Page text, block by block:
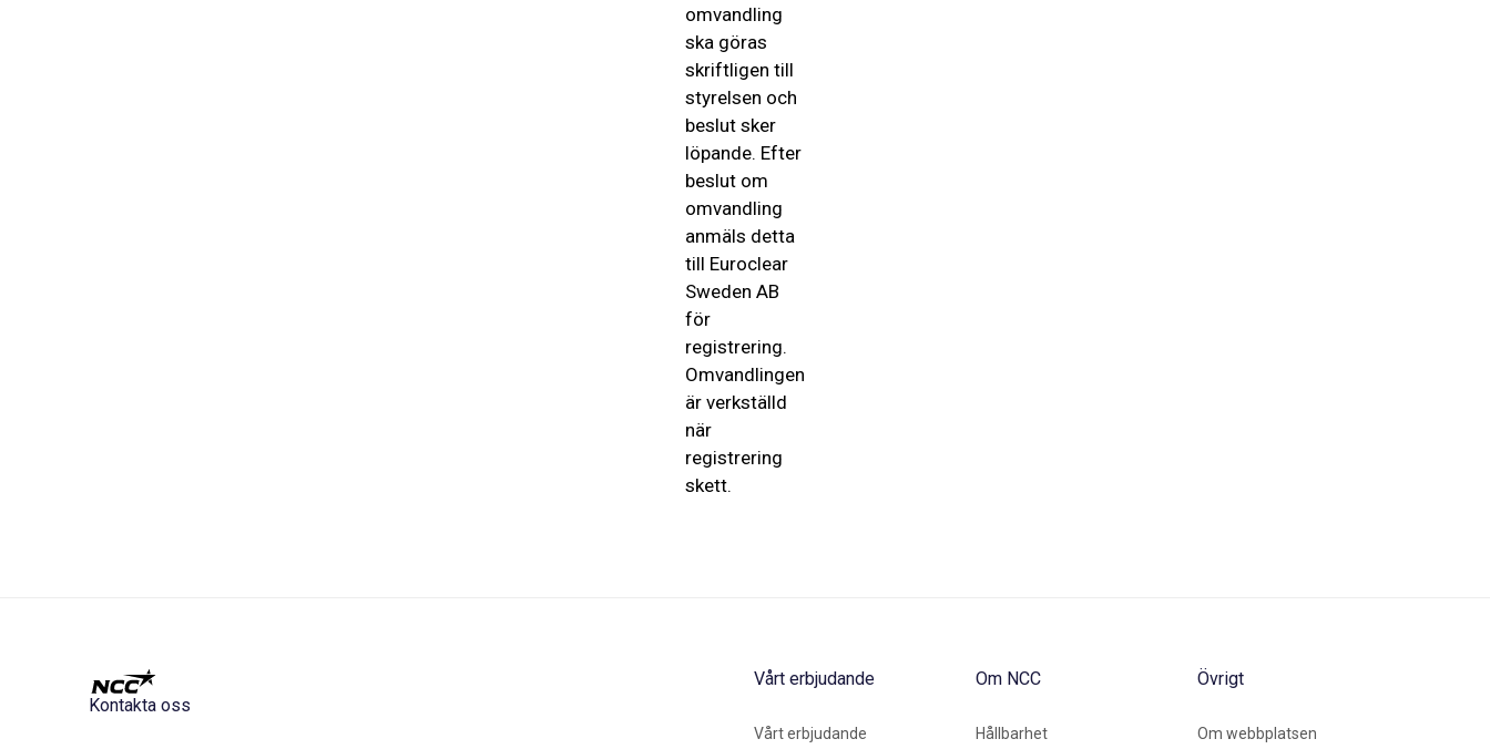
omvandling
ska göras
skriftligen till
styrelsen och
beslut sker
löpande. Efter
beslut om
omvandling
anmäls detta
till Euroclear
Sweden AB
för
registrering.
Omvandlingen
är verkställd
när
registrering
skett.
Kontakta oss
Vårt erbjudande
Vårt erbjudande
Om NCC
Hållbarhet
Övrigt
Om webbplatsen